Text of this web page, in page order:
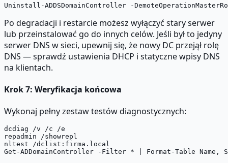
Po degradacji i restarcie możesz wyłączyć stary serwer
lub przeinstalować go do innych celów. Jeśli był to jedyny
serwer DNS w sieci, upewnij się, że nowy DC przejął rolę
DNS — sprawdź ustawienia DHCP i statyczne wpisy DNS
na klientach.
Krok 7: Weryfikacja końcowa
Wykonaj pełny zestaw testów diagnostycznych:
dcdiag /v /c /e
repadmin /showrepl
nltest /dclist:firma.local